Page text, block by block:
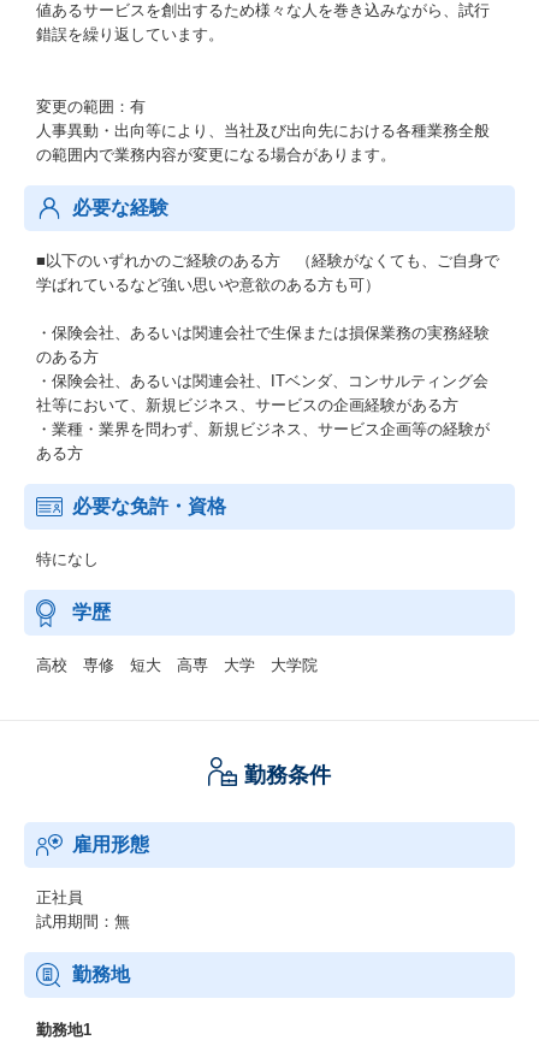
値あるサービスを創出するため様々な人を巻き込みながら、試行
錯誤を繰り返しています。
変更の範囲：有
人事異動・出向等により、当社及び出向先における各種業務全般
の範囲内で業務内容が変更になる場合があります。
必要な経験
■以下のいずれかのご経験のある方 （経験がなくても、ご自身で
学ばれているなど強い思いや意欲のある方も可）
・保険会社、あるいは関連会社で生保または損保業務の実務経験
のある方
・保険会社、あるいは関連会社、ITベンダ、コンサルティング会
社等において、新規ビジネス、サービスの企画経験がある方
・業種・業界を問わず、新規ビジネス、サービス企画等の経験が
ある方
必要な免許・資格
特になし
学歴
高校 専修 短大 高専 大学 大学院
勤務条件
雇用形態
正社員
試用期間：無
勤務地
勤務地1